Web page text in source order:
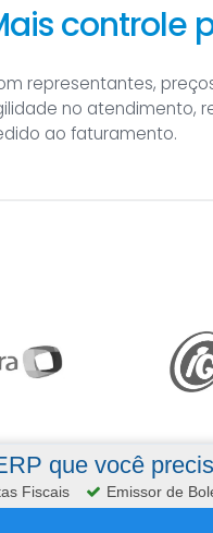
controle
representantes,
no atendimento,
ao faturamento.
que você
Fiscais Emissor de